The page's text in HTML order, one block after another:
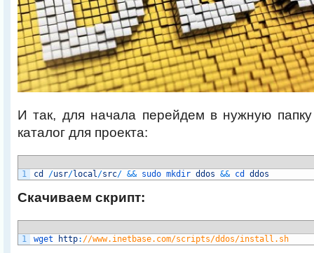
И так, для начала перейдем в нужную
каталог для проекта:
1 cd /usr/local/src/ && sudo mkdir ddos && cd ddos
Скачиваем скрипт:
1 wget http: //www.inetbase.com/scripts/ddos/install.sh